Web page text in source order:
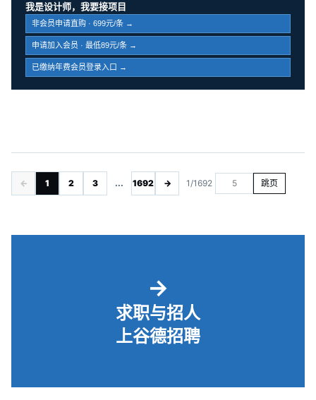
我是设计师，我要接项目
非会员申请直购 · 699元/条 →
申请加入会员 · 最低89元/条 →
已缴纳年费会员登录入口 →
← 1 2 3 ... 1692 → 1/1692 跳页
→
求职与招人
上谷德招聘